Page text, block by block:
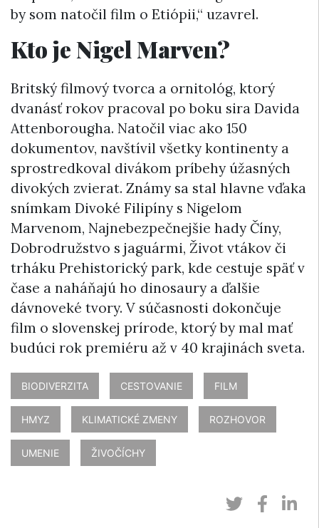
by som natočil film o Etiópii,“ uzavrel.
Kto je Nigel Marven?
Britský filmový tvorca a ornitológ, ktorý
dvanásť rokov pracoval po boku sira Davida
Attenborougha. Natočil viac ako 150
dokumentov, navštívil všetky kontinenty a
sprostredkoval divákom príbehy úžasných
divokých zvierat. Známy sa stal hlavne vďaka
snímkam Divoké Filipíny s Nigelom
Marvenom, Najnebezpečnejšie hady Číny,
Dobrodružstvo s jaguármi, Život vtákov či
trháku Prehistorický park, kde cestuje späť v
čase a naháňajú ho dinosaury a ďalšie
dávnoveké tvory. V súčasnosti dokončuje
film o slovenskej prírode, ktorý by mal mať
budúci rok premiéru až v 40 krajinách sveta.
BIODIVERZITA CESTOVANIE FILM
HMYZ KLIMATICKÉ ZMENY ROZHOVOR
UMENIE ŽIVOČÍCHY